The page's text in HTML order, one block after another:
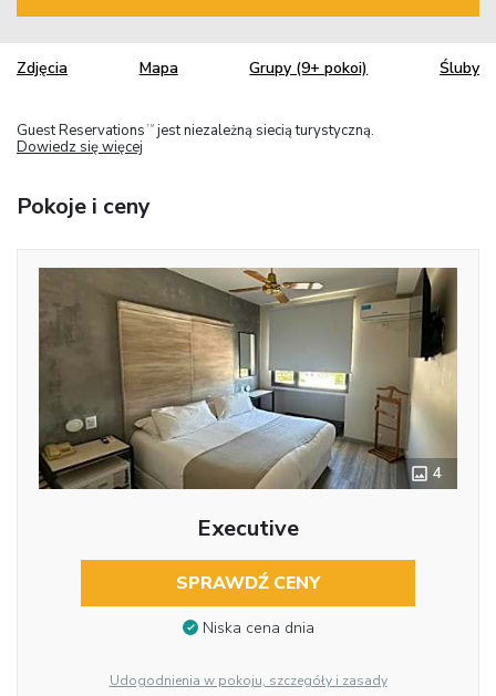
Zdjęcia Mapa Grupy (9+ pokoi) Śluby
Guest Reservations TM jest niezależną siecią turystyczną.
Dowiedz się więcej
Pokoje i ceny
4
Executive
SPRAWDŹ CENY
Niska cena dnia
Udogodnienia w pokoju, szczegóły i zasady